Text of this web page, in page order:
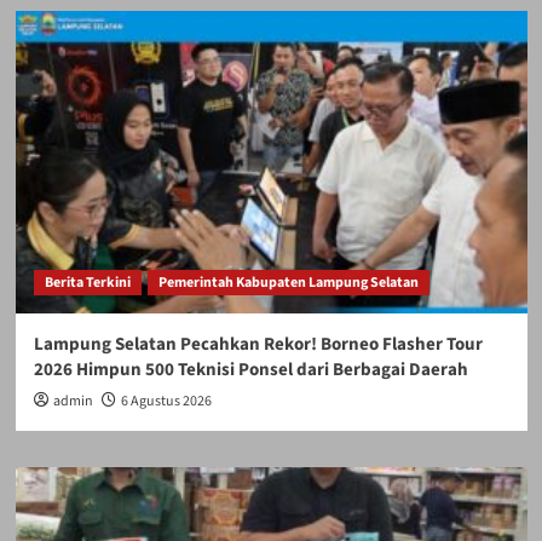
Berita Terkini Pemerintah Kabupaten Lampung Selatan
Lampung Selatan Pecahkan Rekor! Borneo Flasher Tour
2026 Himpun 500 Teknisi Ponsel dari Berbagai Daerah
admin 6 Agustus 2026